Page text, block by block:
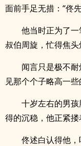
面前手足无措：“佟
他当时正为了
叔伯周旋，忙得焦头
闻言只是极不
见那个个子略高一些
十岁左右的男
得的沉稳，他正紧搂
佟述白认得他